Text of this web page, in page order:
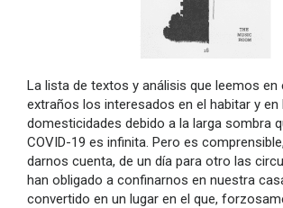
La lista de textos y análisis que leemos en
extraños los interesados en el habitar y en
domesticidades debido a la larga sombra
COVID-19 es infinita. Pero es
darnos cuenta, de un día para otro las
han obligado a confinarnos en nuestra
convertido en un lugar en el que,